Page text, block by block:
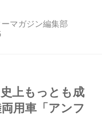
ルを写真で紹介しよ
野 陽）
マガジン編集部
史上もっとも成
用車「アンフ